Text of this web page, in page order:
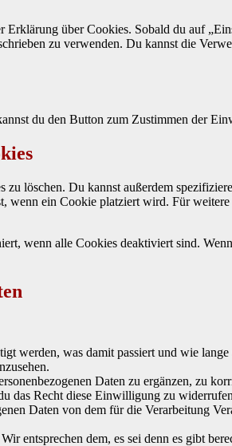
Erk­lärung über Cook­ies. Sobald du auf
zu ver­wen­den. Du kannst die
du den But­ton zum Zus­tim­men der
löschen. Du kannst außer­dem
wenn ein Cook­ie platziert wird. Für
wenn alle Cook­ies deak­tiviert sind.
wer­den, was damit passiert und wie
Dat­en zu ergänzen, zu
Recht diese Ein­willi­gung zu
Dat­en von dem für die Ver­ar­beitung
entsprechen dem, es sei denn es gibt